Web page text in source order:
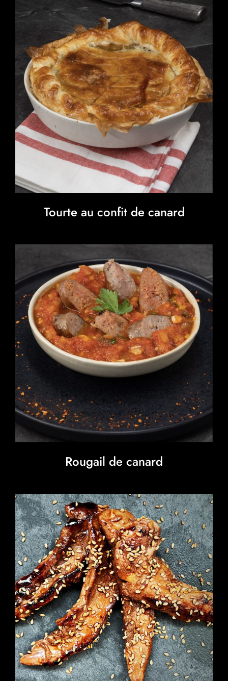
Tourte au confit de canard
Rougail de canard